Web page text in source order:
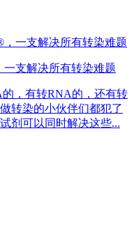
一支解决所有转染难题
，有转RNA的，还有转
转染的小伙伴们都犯了
剂可以同时解决这些...